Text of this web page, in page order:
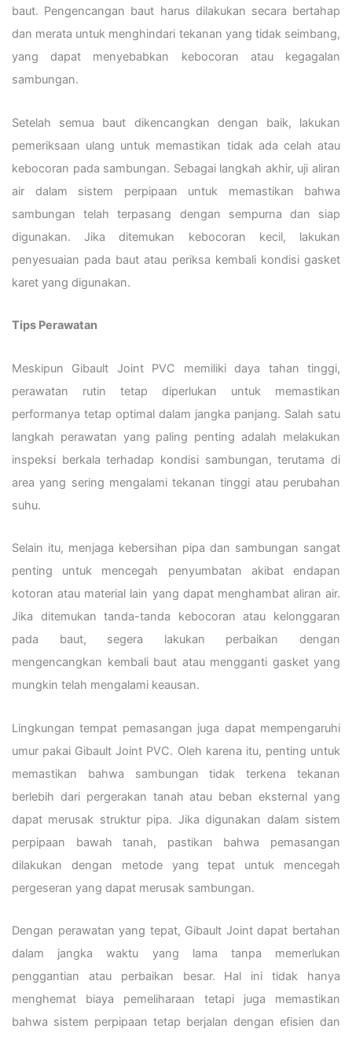
baut. Pengencangan baut harus dilakukan secara bertahap
dan merata untuk menghindari tekanan yang tidak seimbang,
yang dapat menyebabkan kebocoran atau kegagalan
sambungan.
Setelah semua baut dikencangkan dengan baik, lakukan
pemeriksaan ulang untuk memastikan tidak ada celah atau
kebocoran pada sambungan. Sebagai langkah akhir, uji aliran
air dalam sistem perpipaan untuk memastikan bahwa
sambungan telah terpasang dengan sempurna dan siap
digunakan. Jika ditemukan kebocoran kecil, lakukan
penyesuaian pada baut atau periksa kembali kondisi gasket
karet yang digunakan.
Tips Perawatan
Meskipun Gibault Joint PVC memiliki daya tahan tinggi,
perawatan rutin tetap diperlukan untuk memastikan
performanya tetap optimal dalam jangka panjang. Salah satu
langkah perawatan yang paling penting adalah melakukan
inspeksi berkala terhadap kondisi sambungan, terutama di
area yang sering mengalami tekanan tinggi atau perubahan
suhu.
Selain itu, menjaga kebersihan pipa dan sambungan sangat
penting untuk mencegah penyumbatan akibat endapan
kotoran atau material lain yang dapat menghambat aliran air.
Jika ditemukan tanda-tanda kebocoran atau kelonggaran
pada baut, segera lakukan perbaikan dengan
mengencangkan kembali baut atau mengganti gasket yang
mungkin telah mengalami keausan.
Lingkungan tempat pemasangan juga dapat mempengaruhi
umur pakai Gibault Joint PVC. Oleh karena itu, penting untuk
memastikan bahwa sambungan tidak terkena tekanan
berlebih dari pergerakan tanah atau beban eksternal yang
dapat merusak struktur pipa. Jika digunakan dalam sistem
perpipaan bawah tanah, pastikan bahwa pemasangan
dilakukan dengan metode yang tepat untuk mencegah
pergeseran yang dapat merusak sambungan.
Dengan perawatan yang tepat, Gibault Joint dapat bertahan
dalam jangka waktu yang lama tanpa memerlukan
penggantian atau perbaikan besar. Hal ini tidak hanya
menghemat biaya pemeliharaan tetapi juga memastikan
bahwa sistem perpipaan tetap berjalan dengan efisien dan